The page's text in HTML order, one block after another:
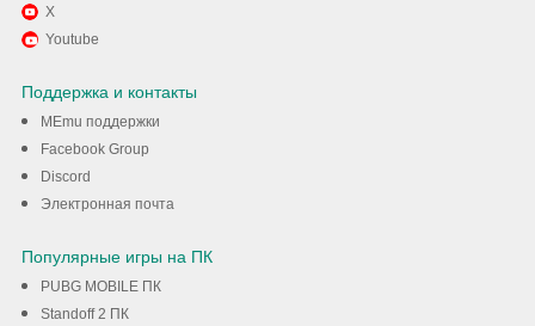
на своем компьютере с
помощью MEmu.
Скачать
X
Youtube
Поддержка и контакты
MEmu поддержки
Facebook Group
Discord
Электронная почта
Популярные игры на ПК
PUBG MOBILE ПК
Standoff 2 ПК